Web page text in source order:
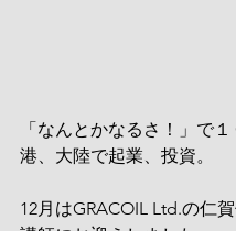
「なんとかなるさ！」で
港、大陸で起業、投資。
12月はGRACOIL Ltd.の仁